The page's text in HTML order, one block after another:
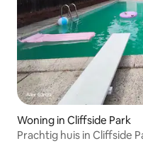
Woning in Cliffside Park
Prachtig huis in Cliffside